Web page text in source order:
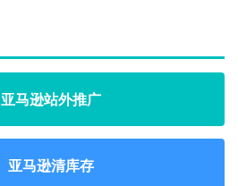
亚马逊站外推广
亚马逊清库存